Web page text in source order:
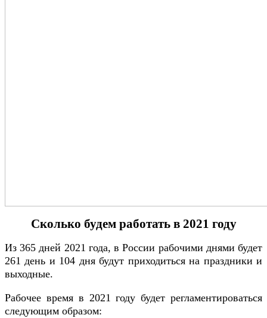
Сколько будем работать в 2021 году
Из 365 дней 2021 года, в России рабочими днями будет
261 день и 104 дня будут приходиться на праздники и
выходные.
Рабочее время в 2021 году будет регламентироваться
следующим образом: